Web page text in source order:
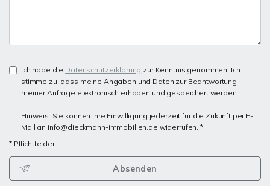
Ich habe die Datenschutzerklärung zur Kenntnis genommen. Ich
stimme zu, dass meine Angaben und Daten zur Beantwortung
meiner Anfrage elektronisch erhoben und gespeichert werden.
Hinweis: Sie können Ihre Einwilligung jederzeit für die Zukunft per E-
Mail an info@dieckmann-immobilien.de widerrufen. *
* Pflichtfelder
Absenden